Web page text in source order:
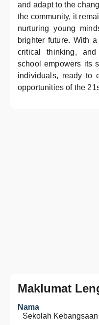
and adapt to the
the community, it
nurturing young
brighter future. With
critical thinking,
school empowers its
individuals, ready to
opportunities of the
Maklumat
Nama
Sekolah